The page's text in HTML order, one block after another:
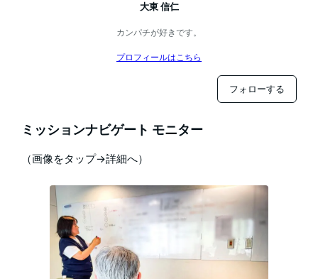
大東 信仁
カンパチが好きです。
プロフィールはこちら
フォローする
ミッションナビゲート モニター
（画像をタップ→詳細へ）